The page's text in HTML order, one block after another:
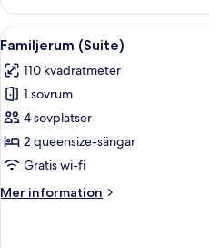
(Comfort
with
double
Öppna
alla
foton
för
Familjerum
(Suite)
4
Familjerum (Suite)
110 kvadratmeter
1 sovrum
4 sovplatser
2 queensize-sängar
Gratis wi-fi
Mer information
Mer